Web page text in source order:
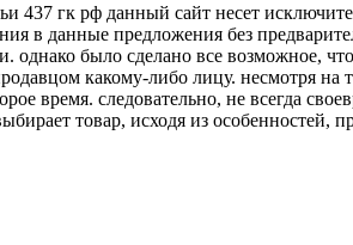
437 гк рф данный сайт несет
в данные предложения без
однако было сделано все возможное,
какому-либо лицу. несмотря
время. следовательно, не всегда
товар, исходя из особенностей,